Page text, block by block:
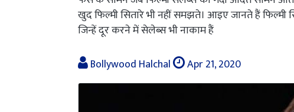
खुद फिल्मी सितारे भी नहीं समझते। आइए जानते हैं फिल्मी
जिन्हें दूर करने में सेलेब्स भी नाकाम हैं
Bollywood Halchal
Apr 21, 2020